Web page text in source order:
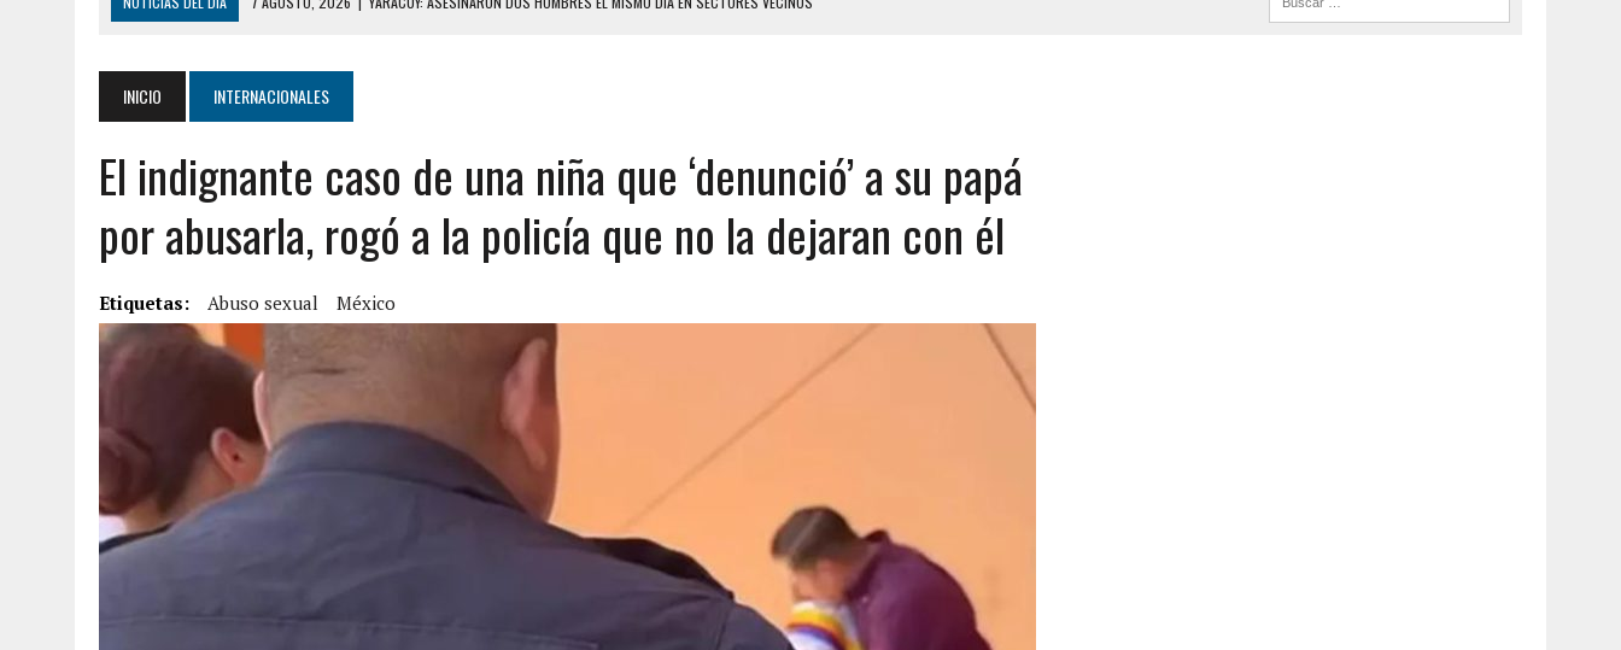
6 AGOSTO, 2026 | BARINAS: ADOLESCENTE SE QUITÓ LA VIDA TRAS SER ACOSADA Y ABUSADA POR LA PAREJA DE SU ABUELA
6 AGOSTO, 2026
CONMOCIÓN EN COLORADO POR ASESINATO DE UNA ADOLESCENTE VENEZOLANA EN REUNIÓN CON AMIGOS
5 AGOSTO, 2026 | PRESUNTO BROTE PSICÓTICO POR FALTA DE TRATAMIENTO DESENCADENÓ TRAGEDIA FAMILIAR
5 AGOSTO, 2026
| HORROR EN BARINAS: UN HOMBRE INDUJO AL SUICIDIO A UNA ADOLESCENTE DE 13 AÑOS TRAS ABUSAR DE ELLA
7 AGOSTO, 2026 | FUGA DE GAS GENERÓ EXPLOSIÓN EN LOCAL COMERCIAL DE CHACAO
7 AGOSTO, 2026 | HOMBRE ASESINÓ A SU TÍA CON UN PUÑAL Y DEJÓ HERIDAS A SU PRIMA Y A OTRO FAMILIAR EN BOLÍVAR
INICIO INTERNACIONALES
El indignante caso de una niña que ‘denunció’ a su papá
por abusarla, rogó a la policía que no la dejaran con él
Etiquetas: Abuso sexual México